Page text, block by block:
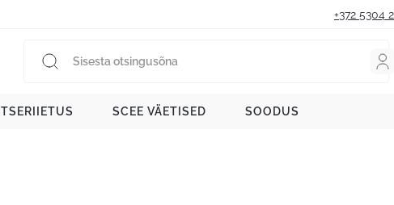
+372 5304
SCEE VÄETISED SOODUS